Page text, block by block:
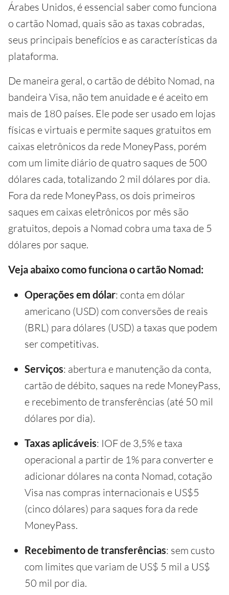
Árabes Unidos, é essencial saber como funciona
o cartão Nomad, quais são as taxas cobradas,
seus principais benefícios e as características da
plataforma.
De maneira geral, o cartão de débito Nomad, na
bandeira Visa, não tem anuidade e é aceito em
mais de 180 países. Ele pode ser usado em lojas
físicas e virtuais e permite saques gratuitos em
caixas eletrônicos da rede MoneyPass, porém
com um limite diário de quatro saques de 500
dólares cada, totalizando 2 mil dólares por dia.
Fora da rede MoneyPass, os dois primeiros
saques em caixas eletrônicos por mês são
gratuitos, depois a Nomad cobra uma taxa de 5
dólares por saque.
Veja abaixo como funciona o cartão Nomad:
Operações em dólar: conta em dólar
americano (USD) com conversões de reais
(BRL) para dólares (USD) a taxas que podem
ser competitivas.
Serviços: abertura e manutenção da conta,
cartão de débito, saques na rede MoneyPass,
e recebimento de transferências (até 50 mil
dólares por dia).
Taxas aplicáveis: IOF de 3,5% e taxa
operacional a partir de 1% para converter e
adicionar dólares na conta Nomad, cotação
Visa nas compras internacionais e US$5
(cinco dólares) para saques fora da rede
MoneyPass.
Recebimento de transferências: sem custo
com limites que variam de US$ 5 mil a US$
50 mil por dia.